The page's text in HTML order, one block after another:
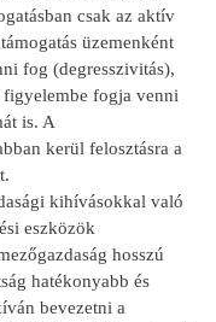
csak az aktív
üzemenként
fog (degresszivitás),
figyelembe fogja venni
is. A
kerül felosztásra a
kihívásokkal való
eszközök
hosszú
hatékonyabb és
bevezetni a